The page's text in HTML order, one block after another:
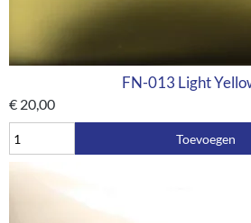
FN-013 Light
€ 20,00
Toevoegen